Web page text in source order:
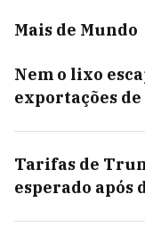
Mais de Mundo
Nem o lixo
exportações
Tarifas de
esperado após